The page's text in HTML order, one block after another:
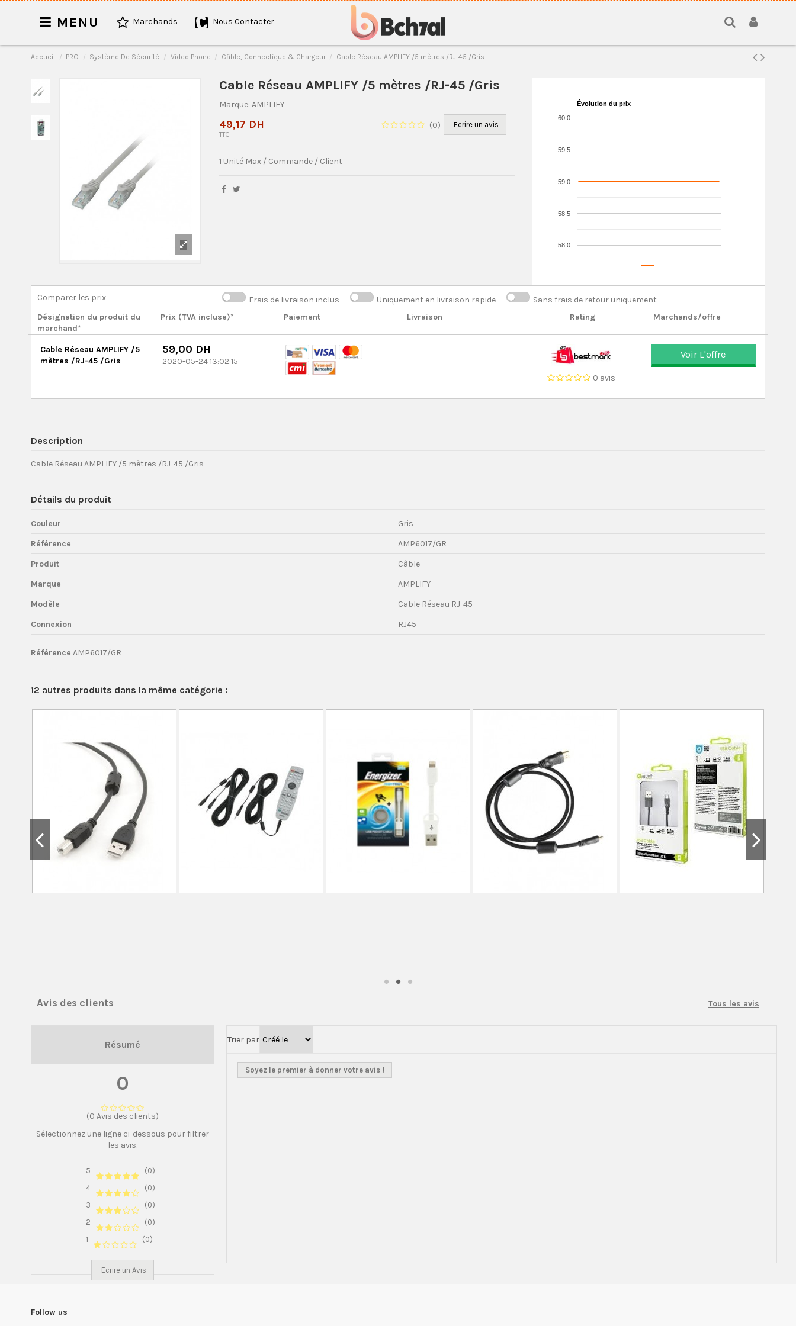
MENU Marchands Nous Contacter
Accueil PRO Système De Sécurité Video Phone Câble, Connectique & Chargeur Cable Réseau AMPLIFY /5 mètres /RJ-45 /Gris
Cable Réseau AMPLIFY /5 mètres /RJ-45 /Gris
Marque: AMPLIFY
(0) Ecrire un avis
49,17 DH
TTC
1 Unité Max / Commande / Client
Évolution du prix
58.0
58.5
59.0
59.5
60.0
Comparer les prix Frais de livraison inclus Uniquement en livraison rapide
Sans frais de retour uniquement
Désignation du produit du
marchand*
Prix (TVA incluse)* Paiement Livraison Rating Marchands/offre
Cable Réseau AMPLIFY /5
mètres /RJ-45 /Gris
59,00 DH
2020-05-24 13:02:15
0 avis
Voir L'offre
Description
Cable Réseau AMPLIFY /5 mètres /RJ-45 /Gris
Détails du produit
Couleur
Gris
Référence
AMP6017/GR
Produit
Câble
Marque
AMPLIFY
Modèle
Cable Réseau RJ-45
Connexion
RJ45
Référence AMP6017/GR
12 autres produits dans la même catégorie :
Avis des clients Tous les avis
Résumé
0
(0 Avis des clients)
Sélectionnez une ligne ci-dessous pour filtrer
les avis.
5
(0)
4
(0)
3
(0)
2
(0)
1
(0)
Ecrire un Avis
Trier par
Soyez le premier à donner votre avis !
Follow us